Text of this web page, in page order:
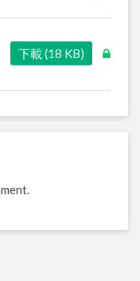
下載 (18 KB)